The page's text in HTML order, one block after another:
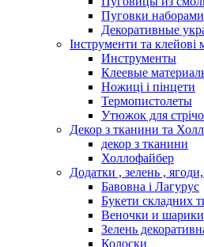
Пуговки
Декоративные
Інструменти та клейові
Инструменты
Клеевые
Ножиці і пінцети
Термопистолеты
Утюжок для
Декор з тканини та
декор з тканини
Холлофайбер
Додатки , зелень ,
Бавовна і Лагурус
Букети складних
Веночки и шарики
Зелень
Колоски